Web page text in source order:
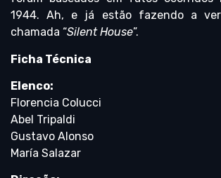
1944. Ah, e já estão fazendo a
chamada “Silent House”.
Ficha Técnica
Elenco:
Florencia Colucci
Abel Tripaldi
Gustavo Alonso
María Salazar